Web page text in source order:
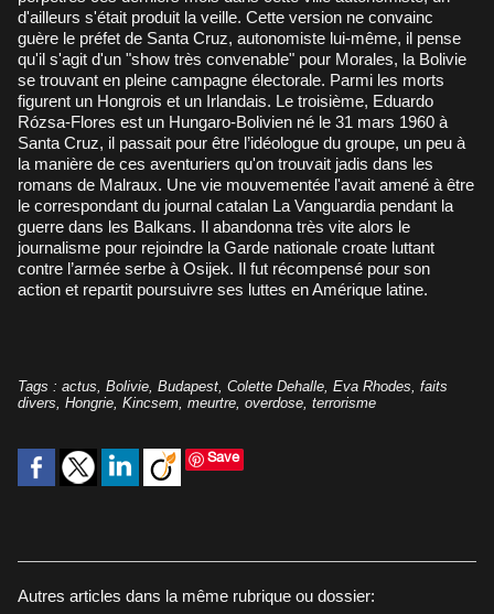
d'ailleurs s'était produit la veille. Cette version ne convainc
guère le préfet de Santa Cruz, autonomiste lui-même, il pense
qu'il s'agit d'un "show très convenable" pour Morales, la Bolivie
se trouvant en pleine campagne électorale. Parmi les morts
figurent un Hongrois et un Irlandais. Le troisième, Eduardo
Rózsa-Flores est un Hungaro-Bolivien né le 31 mars 1960 à
Santa Cruz, il passait pour être l’idéologue du groupe, un peu à
la manière de ces aventuriers qu'on trouvait jadis dans les
romans de Malraux. Une vie mouvementée l'avait amené à être
le correspondant du journal catalan La Vanguardia pendant la
guerre dans les Balkans. Il abandonna très vite alors le
journalisme pour rejoindre la Garde nationale croate luttant
contre l’armée serbe à Osijek. Il fut récompensé pour son
action et repartit poursuivre ses luttes en Amérique latine.
Tags : actus Bolivie Budapest Colette Dehalle Eva Rhodes faits
divers Hongrie Kincsem meurtre overdose terrorisme
Save
Autres articles dans la même rubrique ou dossier: